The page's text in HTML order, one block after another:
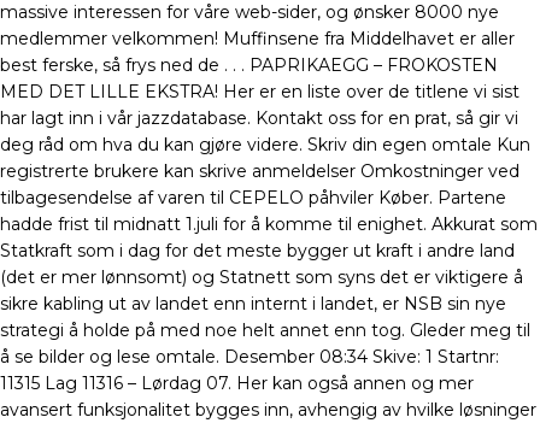
massive interessen for våre web-sider, og ønsker 8000 nye
medlemmer velkommen! Muffinsene fra Middelhavet er aller
best ferske, så frys ned de . . . PAPRIKAEGG – FROKOSTEN
MED DET LILLE EKSTRA! Her er en liste over de titlene vi sist
har lagt inn i vår jazzdatabase. Kontakt oss for en prat, så gir vi
deg råd om hva du kan gjøre videre. Skriv din egen omtale Kun
registrerte brukere kan skrive anmeldelser Omkostninger ved
tilbagesendelse af varen til CEPELO påhviler Køber. Partene
hadde frist til midnatt 1.juli for å komme til enighet. Akkurat som
Statkraft som i dag for det meste bygger ut kraft i andre land
(det er mer lønnsomt) og Statnett som syns det er viktigere å
sikre kabling ut av landet enn internt i landet, er NSB sin nye
strategi å holde på med noe helt annet enn tog. Gleder meg til
å se bilder og lese omtale. Desember 08:34 Skive: 1 Startnr:
11315 Lag 11316 – Lørdag 07. Her kan også annen og mer
avansert funksjonalitet bygges inn, avhengig av hvilke løsninger